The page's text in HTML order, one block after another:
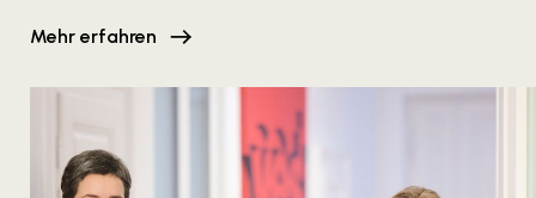
Mehr erfahren